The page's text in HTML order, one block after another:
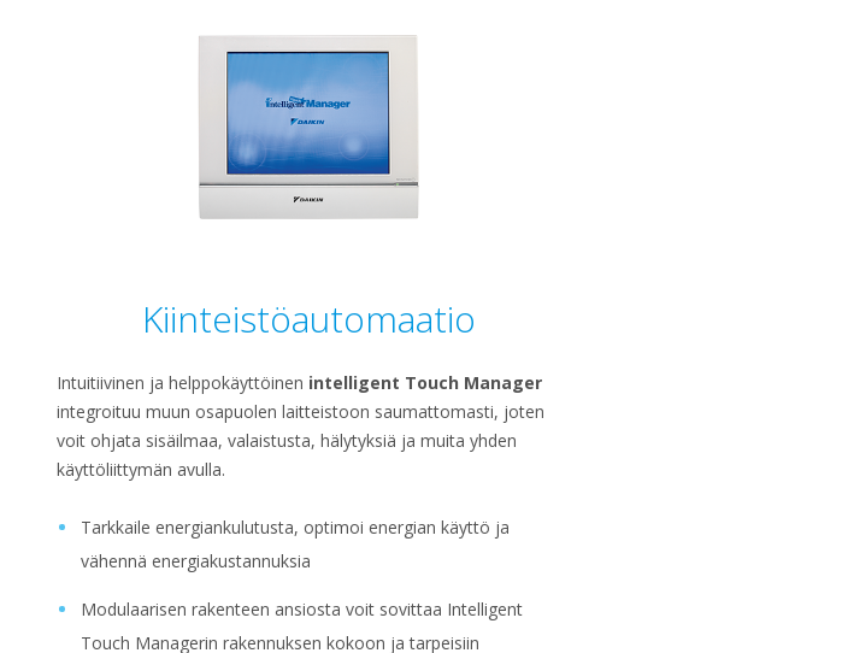
Kiinteistöautomaatio
Intuitiivinen ja helppokäyttöinen intelligent Touch Manager
integroituu muun osapuolen laitteistoon saumattomasti, joten
voit ohjata sisäilmaa, valaistusta, hälytyksiä ja muita yhden
käyttöliittymän avulla.
Tarkkaile energiankulutusta, optimoi energian käyttö ja
vähennä energiakustannuksia
Modulaarisen rakenteen ansiosta voit sovittaa Intelligent
Touch Managerin rakennuksen kokoon ja tarpeisiin